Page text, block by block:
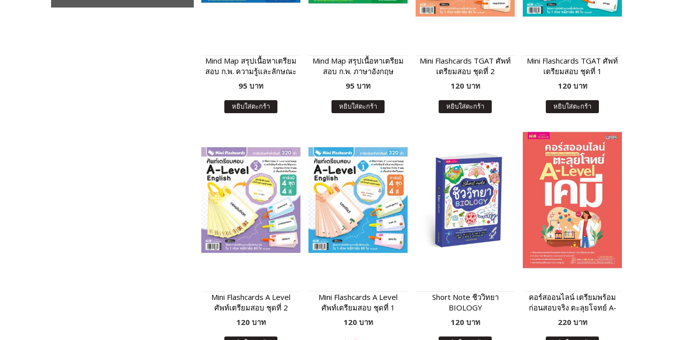
Mind Map สรุปเนื้อหาเตรียม
สอบ ก.พ. ความรู้และลักษณะ
การเป็นข้าราชการที่ดี
95 บาท
หยิบใส่ตะกร้า
Mind Map สรุปเนื้อหาเตรียม
สอบ ก.พ. ภาษาอังกฤษ
95 บาท
หยิบใส่ตะกร้า
Mini Flashcards TGAT ศัพท์
เตรียมสอบ ชุดที่ 2
120 บาท
หยิบใส่ตะกร้า
Mini Flashcards TGAT ศัพท์
เตรียมสอบ ชุดที่ 1
120 บาท
หยิบใส่ตะกร้า
Mini Flashcards A Level
ศัพท์เตรียมสอบ ชุดที่ 2
120 บาท
Mini Flashcards A Level
ศัพท์เตรียมสอบ ชุดที่ 1
120 บาท
Short Note ชีววิทยา
BIOLOGY
120 บาท
คอร์สออนไลน์ เตรียมพร้อม
ก่อนสอบจริง ตะลุยโจทย์ A-
Level เคมี
220 บาท